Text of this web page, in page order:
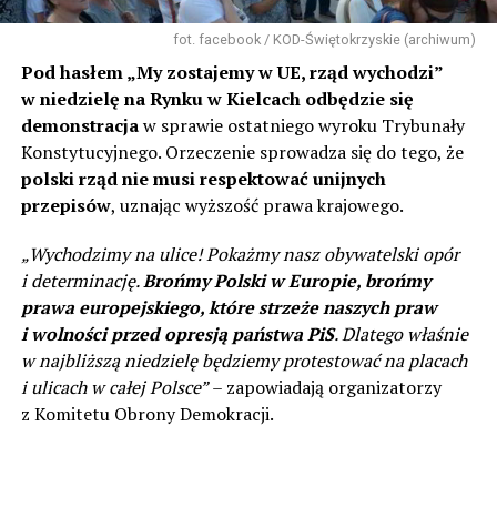
fot. facebook / KOD-Świętokrzyskie (archiwum)
Pod hasłem „My zostajemy w UE, rząd wychodzi”
w niedzielę na Rynku w Kielcach odbędzie się
demonstracjaw sprawie ostatniego wyroku Trybunały
Konstytucyjnego. Orzeczenie sprowadza się do tego, że
polski rząd nie musi respektować unijnych
przepisów, uznając wyższość prawa krajowego.
„Wychodzimy na ulice! Pokażmy nasz obywatelski opór
i determinację.Brońmy Polski w Europie, brońmy
prawa europejskiego, które strzeże naszych praw
i wolności przed opresją państwa PiS. Dlatego właśnie
w najbliższą niedzielę będziemy protestować na placach
i ulicach w całej Polsce”– zapowiadają organizatorzy
z Komitetu Obrony Demokracji.